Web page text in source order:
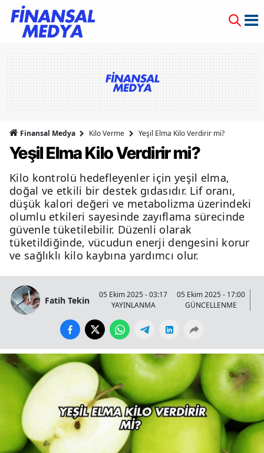
Finansal Medya Kilo Verme Yeşil Elma Kilo Verdirir mi?
Yeşil Elma Kilo Verdirir mi?
Kilo kontrolü hedefleyenler için yeşil elma,
doğal ve etkili bir destek gıdasıdır. Lif oranı,
düşük kalori değeri ve metabolizma üzerindeki
olumlu etkileri sayesinde zayıflama sürecinde
güvenle tüketilebilir. Düzenli olarak
tüketildiğinde, vücudun enerji dengesini korur
ve sağlıklı kilo kaybına yardımcı olur.
Fatih Tekin
05 Ekim 2025 - 03:17
YAYINLANMA
05 Ekim 2025 - 17:00
GÜNCELLENME